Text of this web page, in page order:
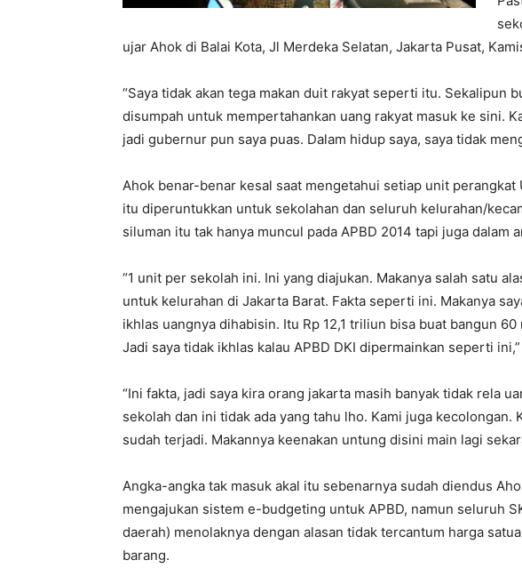
ujar Ahok di Balai Kota, Jl Merdeka Selatan, Jakarta Pusat,
“Saya tidak akan tega makan duit rakyat seperti itu. Sekalipun
disumpah untuk mempertahankan uang rakyat masuk ke sini.
jadi gubernur pun saya puas. Dalam hidup saya, saya tidak
Ahok benar-benar kesal saat mengetahui setiap unit perangkat
itu diperuntukkan untuk sekolahan dan seluruh kelurahan/
siluman itu tak hanya muncul pada APBD 2014 tapi juga dalam
“1 unit per sekolah ini. Ini yang diajukan. Makanya salah satu
untuk kelurahan di Jakarta Barat. Fakta seperti ini. Makanya
ikhlas uangnya dihabisin. Itu Rp 12,1 triliun bisa buat bangun
Jadi saya tidak ikhlas kalau APBD DKI dipermainkan seperti
“Ini fakta, jadi saya kira orang jakarta masih banyak tidak rela
sekolah dan ini tidak ada yang tahu lho. Kami juga kecolongan.
sudah terjadi. Makannya keenakan untung disini main lagi
Angka-angka tak masuk akal itu sebenarnya sudah diendus
mengajukan sistem e-budgeting untuk APBD, namun seluruh
daerah) menolaknya dengan alasan tidak tercantum harga
barang.